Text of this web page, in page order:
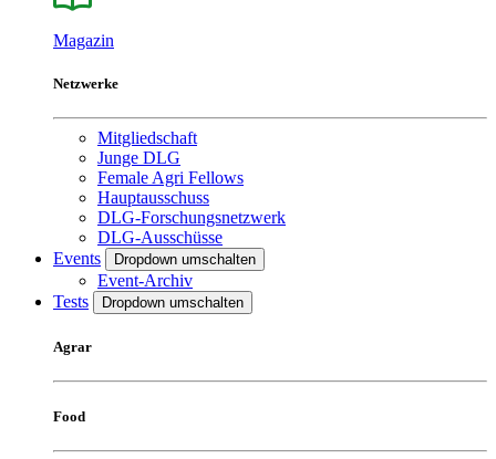
Magazin
Netzwerke
Mitgliedschaft
Junge DLG
Female Agri Fellows
Hauptausschuss
DLG-Forschungsnetzwerk
DLG-Ausschüsse
Events
Dropdown umschalten
Event-Archiv
Tests
Dropdown umschalten
Agrar
Food